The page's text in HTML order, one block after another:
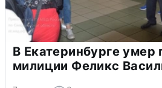
В Екатеринбурге умер
милиции Феликс